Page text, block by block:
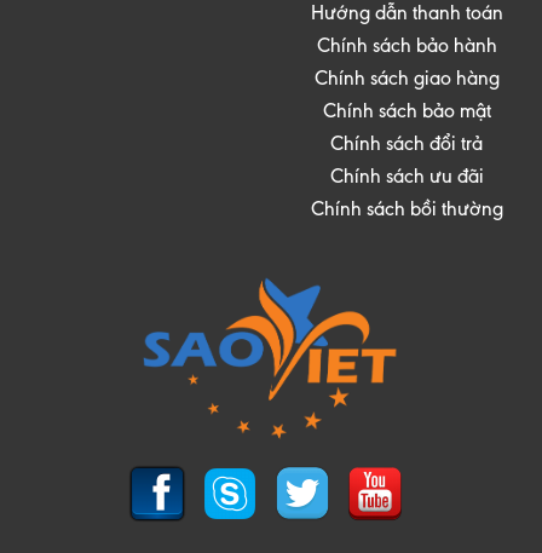
Hướng dẫn thanh toán
Chính sách bảo hành
Chính sách giao hàng
Chính sách bảo mật
Chính sách đổi trả
Chính sách ưu đãi
Chính sách bồi thường